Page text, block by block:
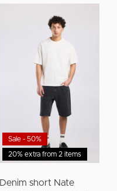
20% extra from 2 items
Sale - 50%
Denim short Nate